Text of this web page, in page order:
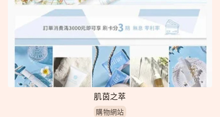
肌茵之萃
購物網站